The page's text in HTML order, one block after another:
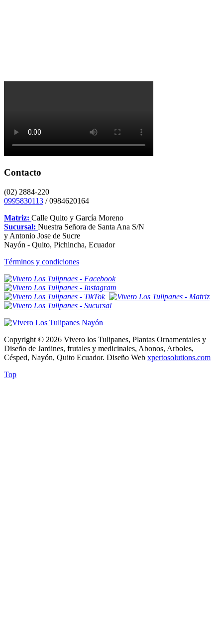
Contacto
(02) 2884-220
0995830113 / 0984620164
Matriz: Calle Quito y García Moreno
Sucursal: Nuestra Señora de Santa Ana S/N
y Antonio Jose de Sucre
Nayón - Quito, Pichincha, Ecuador
Términos y condiciones
Copyright © 2026 Vivero los Tulipanes, Plantas Ornamentales y
Diseño de Jardines, frutales y medicinales, Abonos, Arboles,
Césped, Nayón, Quito Ecuador. Diseño Web xpertosolutions.com
Top